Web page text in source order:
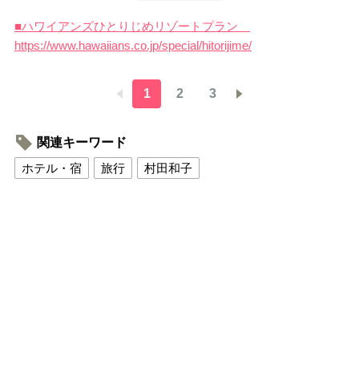
■ハワイアンズひとりじめリゾートプラン
https://www.hawaiians.co.jp/special/hitorijime/
1 2 3
関連キーワード
ホテル・宿
旅行 村田和子